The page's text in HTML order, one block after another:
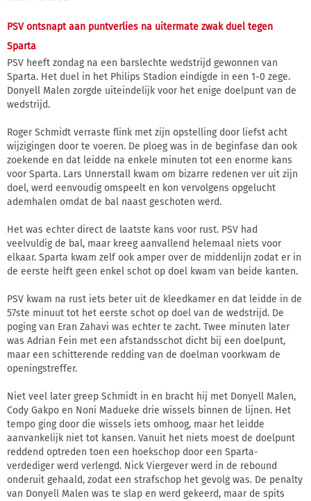
PSV ontsnapt aan puntverlies na uitermate zwak duel tegen
Sparta
PSV heeft zondag na een barslechte wedstrijd gewonnen van
Sparta. Het duel in het Philips Stadion eindigde in een 1-0 zege.
Donyell Malen zorgde uiteindelijk voor het enige doelpunt van de
wedstrijd.
Roger Schmidt verraste flink met zijn opstelling door liefst acht
wijzigingen door te voeren. De ploeg was in de beginfase dan ook
zoekende en dat leidde na enkele minuten tot een enorme kans
voor Sparta. Lars Unnerstall kwam om bizarre redenen ver uit zijn
doel, werd eenvoudig omspeelt en kon vervolgens opgelucht
ademhalen omdat de bal naast geschoten werd.
Het was echter direct de laatste kans voor rust. PSV had
veelvuldig de bal, maar kreeg aanvallend helemaal niets voor
elkaar. Sparta kwam zelf ook amper over de middenlijn zodat er in
de eerste helft geen enkel schot op doel kwam van beide kanten.
PSV kwam na rust iets beter uit de kleedkamer en dat leidde in de
57ste minuut tot het eerste schot op doel van de wedstrijd. De
poging van Eran Zahavi was echter te zacht. Twee minuten later
was Adrian Fein met een afstandsschot dicht bij een doelpunt,
maar een schitterende redding van de doelman voorkwam de
openingstreffer.
Niet veel later greep Schmidt in en bracht hij met Donyell Malen,
Cody Gakpo en Noni Madueke drie wissels binnen de lijnen. Het
tempo ging door die wissels iets omhoog, maar het leidde
aanvankelijk niet tot kansen. Vanuit het niets moest de doelpunt
reddend optreden toen een hoekschop door een Sparta-
verdediger werd verlengd. Nick Viergever werd in de rebound
onderuit gehaald, zodat een strafschop het gevolg was. De penalty
van Donyell Malen was te slap en werd gekeerd, maar de spits